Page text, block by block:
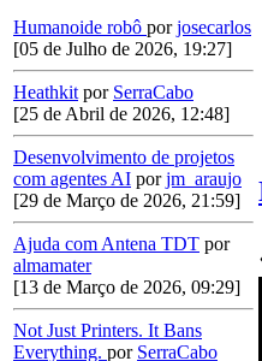
Humanoide robô porjosecarlos
[05 de Julho de 2026, 19:27]
Heathkit por SerraCabo
[25 de Abril de 2026, 12:48]
Desenvolvimento de projetos
com agentes AI porjm_araujo
[29 de Março de 2026, 21:59]
Ajuda com Antena TDT por
almamater
[13 de Março de 2026, 09:29]
Not Just Printers. It Bans
Everything. por SerraCabo